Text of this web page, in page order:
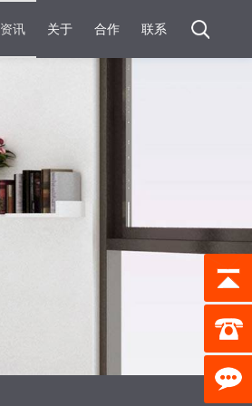
资讯 关于 合作 联系